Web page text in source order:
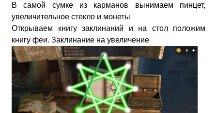
В самой сумке из карманов вынимаем пинцет,
увеличительное стекло и монеты
Открываем книгу заклинаний и на стол положим
книгу феи. Заклинание на увеличение